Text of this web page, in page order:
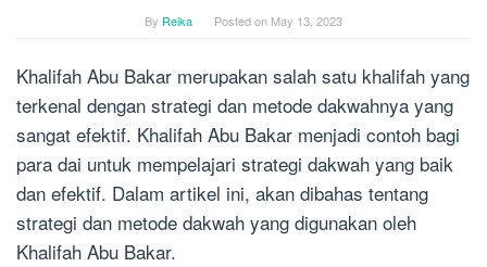
By Reika Posted on May 13, 2023
Khalifah Abu Bakar merupakan salah satu khalifah yang
terkenal dengan strategi dan metode dakwahnya yang
sangat efektif. Khalifah Abu Bakar menjadi contoh bagi
para dai untuk mempelajari strategi dakwah yang baik
dan efektif. Dalam artikel ini, akan dibahas tentang
strategi dan metode dakwah yang digunakan oleh
Khalifah Abu Bakar.